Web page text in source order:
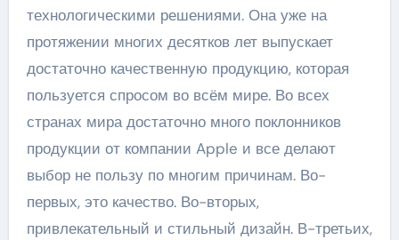
технологическими решениями. Она уже на
протяжении многих десятков лет выпускает
достаточно качественную продукцию, которая
пользуется спросом во всём мире. Во всех
странах мира достаточно много поклонников
продукции от компании Apple и все делают
выбор не пользу по многим причинам. Во-
первых, это качество. Во-вторых,
привлекательный и стильный дизайн. В-третьих,